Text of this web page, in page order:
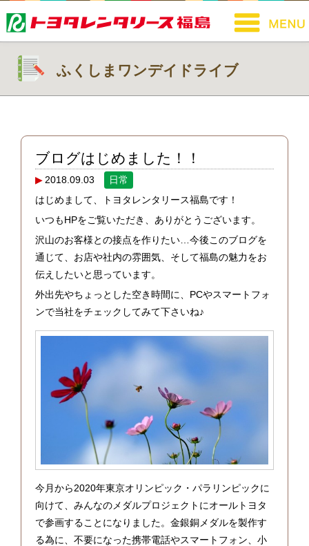
ふくしまワンデイドライブ
ブログはじめました！！
2018.09.03
日常
はじめまして、トヨタレンタリース福島です！
いつもHPをご覧いただき、ありがとうございます。
沢山のお客様との接点を作りたい…今後このブログを
通じて、お店や社内の雰囲気、そして福島の魅力をお
伝えしたいと思っています。
外出先やちょっとした空き時間に、PCやスマートフォ
ンで当社をチェックしてみて下さいね♪
今月から2020年東京オリンピック・パラリンピックに
向けて、みんなのメダルプロジェクトにオールトヨタ
で参画することになりました。金銀銅メダルを製作す
る為に、不要になった携帯電話やスマートフォン、小